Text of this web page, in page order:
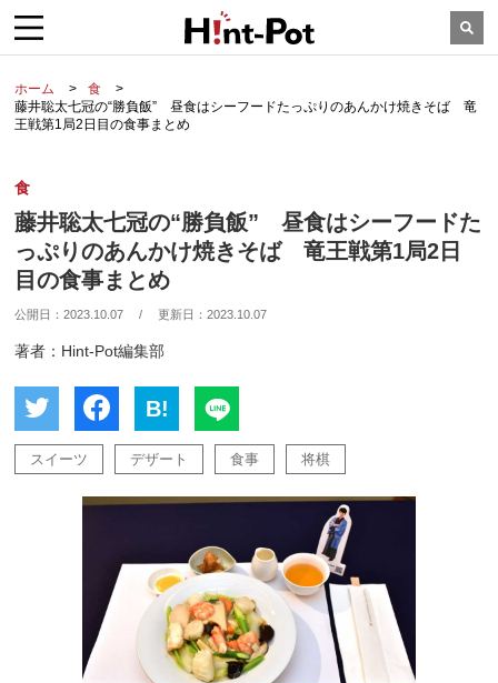
ホーム
食
藤井聡太七冠の“勝負飯” 昼食はシーフードたっぷりのあんかけ焼きそば 竜
王戦第1局2日目の食事まとめ
食
藤井聡太七冠の“勝負飯” 昼食はシーフードた
っぷりのあんかけ焼きそば 竜王戦第1局2日
目の食事まとめ
公開日：2023.10.07 / 更新日：2023.10.07
著者：Hint-Pot編集部
B!
スイーツ デザート 食事 将棋